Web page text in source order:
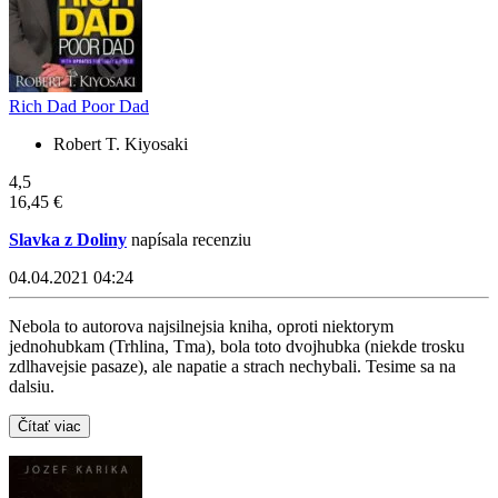
Rich Dad Poor Dad
Robert T. Kiyosaki
4,5
16,45 €
Slavka z Doliny napísala recenziu
04.04.2021 04:24
Nebola to autorova najsilnejsia kniha, oproti niektorym
jednohubkam (Trhlina, Tma), bola toto dvojhubka (niekde trosku
zdlhavejsie pasaze), ale napatie a strach nechybali. Tesime sa na
dalsiu.
Čítať viac